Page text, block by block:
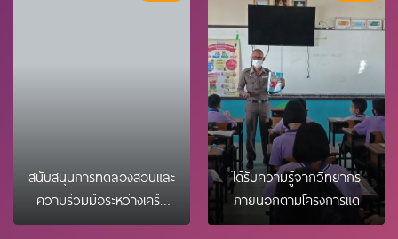
สนับสนุนการทดลองสอนและ
ความร่วมมือระหว่างเครือ
ข่าย
ได้รับความรู้จากวิทยากร
ภายนอกตามโครงการแด